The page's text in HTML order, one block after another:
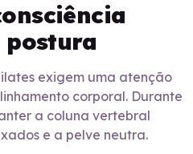
exigem uma atenção
corporal. Durante
a coluna vertebral
e a pelve neutra.